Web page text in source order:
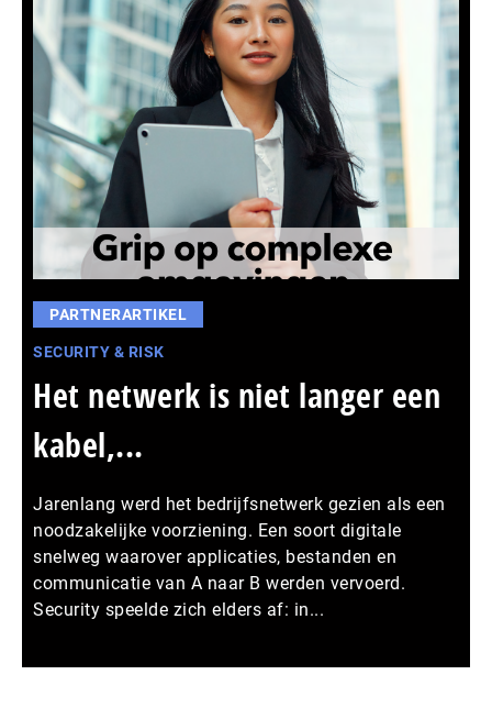
PARTNERARTIKEL
SECURITY & RISK
Het netwerk is niet langer een
kabel,...
Jarenlang werd het bedrijfsnetwerk gezien als een
noodzakelijke voorziening. Een soort digitale
snelweg waarover applicaties, bestanden en
communicatie van A naar B werden vervoerd.
Security speelde zich elders af: in...